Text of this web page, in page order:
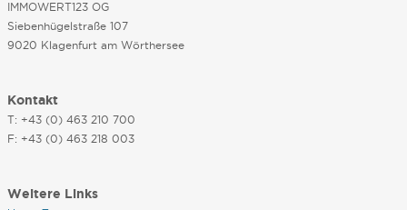
IMMOWERT123 OG
Siebenhügelstraße 107
9020 Klagenfurt am Wörthersee
Kontakt
T: +43 (0) 463 210 700
F: +43 (0) 463 218 003
Weitere Links